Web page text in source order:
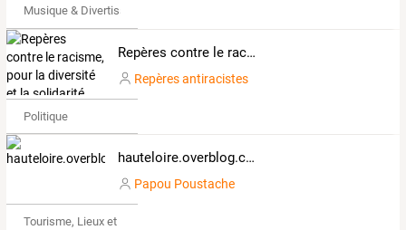
Musique & Divertissements
Repères contre le racisme, pour la diversité et la solidarité internationale
Repères antiracistes
Politique
hauteloire.overblog.com
Papou Poustache
Tourisme, Lieux et Événements